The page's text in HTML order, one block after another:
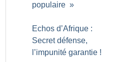
populaire »
Echos d’Afrique :
Secret défense,
l’impunité garantie !